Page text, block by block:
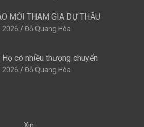
MỜI THAM GIA DỰ THẦU
2026 Đỗ Quang Hòa
có nhiều thượng chuyển
2026 Đỗ Quang Hòa